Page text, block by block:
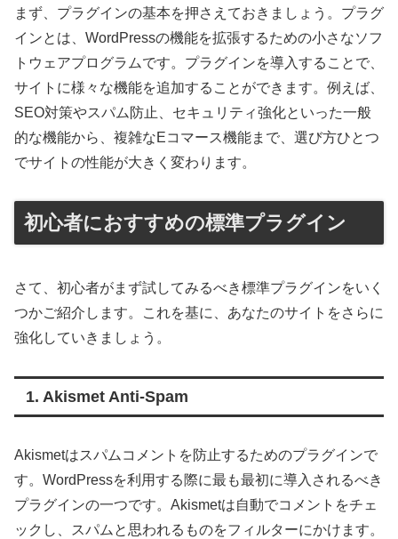
まず、プラグインの基本を押さえておきましょう。プラグ
インとは、WordPressの機能を拡張するための小さなソフ
トウェアプログラムです。プラグインを導入することで、
サイトに様々な機能を追加することができます。例えば、
SEO対策やスパム防止、セキュリティ強化といった一般
的な機能から、複雑なEコマース機能まで、選び方ひとつ
でサイトの性能が大きく変わります。
初心者におすすめの標準プラグイン
さて、初心者がまず試してみるべき標準プラグインをいく
つかご紹介します。これを基に、あなたのサイトをさらに
強化していきましょう。
1. Akismet Anti-Spam
Akismetはスパムコメントを防止するためのプラグインで
す。WordPressを利用する際に最も最初に導入されるべき
プラグインの一つです。Akismetは自動でコメントをチェ
ックし、スパムと思われるものをフィルターにかけます。